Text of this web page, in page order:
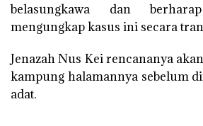
belasungkawa dan
mengungkap kasus ini secara
Jenazah Nus Kei rencananya
kampung halamannya sebelum
adat.